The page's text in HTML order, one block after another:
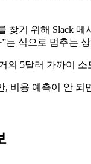
찾기 위해 Slack
는 식으로 멈추는
의 5달러 가까이
비용 예측이 안 되